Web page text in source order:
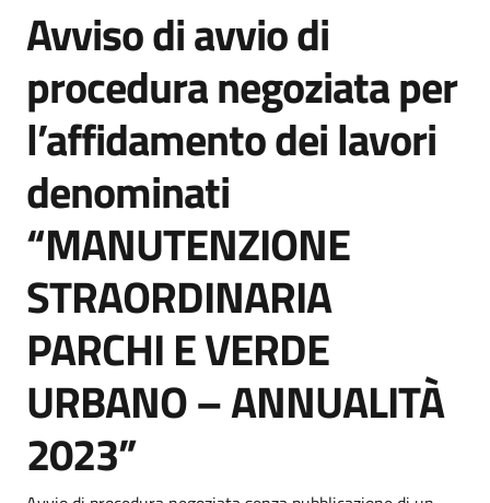
Avviso di avvio di
procedura negoziata per
l’affidamento dei lavori
denominati
“MANUTENZIONE
STRAORDINARIA
PARCHI E VERDE
URBANO – ANNUALITÀ
2023”